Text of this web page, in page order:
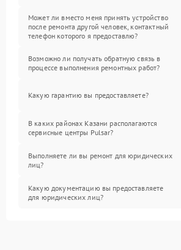
Может ли вместо меня принять устройство
после ремонта другой человек, контактный
телефон которого я предоставлю?
Возможно ли получать обратную связь в
процессе выполнения ремонтных работ?
Какую гарантию вы предоставляете?
В каких районах Казани располагаются
сервисные центры Pulsar?
Выполняете ли вы ремонт для юридических
лиц?
Какую документацию вы предоставляете
для юридических лиц?